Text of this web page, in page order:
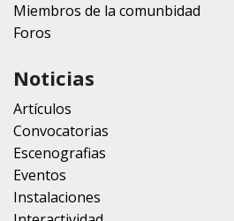
Miembros de la comunbidad
Foros
Noticias
Artículos
Convocatorias
Escenografias
Eventos
Instalaciones